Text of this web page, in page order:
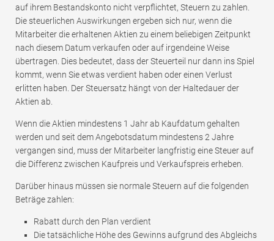
auf ihrem Bestandskonto nicht verpflichtet, Steuern zu zahlen.
Die steuerlichen Auswirkungen ergeben sich nur, wenn die
Mitarbeiter die erhaltenen Aktien zu einem beliebigen Zeitpunkt
nach diesem Datum verkaufen oder auf irgendeine Weise
übertragen. Dies bedeutet, dass der Steuerteil nur dann ins Spiel
kommt, wenn Sie etwas verdient haben oder einen Verlust
erlitten haben. Der Steuersatz hängt von der Haltedauer der
Aktien ab.
Wenn die Aktien mindestens 1 Jahr ab Kaufdatum gehalten
werden und seit dem Angebotsdatum mindestens 2 Jahre
vergangen sind, muss der Mitarbeiter langfristig eine Steuer auf
die Differenz zwischen Kaufpreis und Verkaufspreis erheben.
Darüber hinaus müssen sie normale Steuern auf die folgenden
Beträge zahlen:
Rabatt durch den Plan verdient
Die tatsächliche Höhe des Gewinns aufgrund des Abgleichs